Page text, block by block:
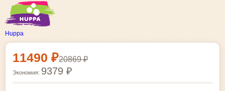
Huppa
Выбор размера и покупка
20869 ₽
11490 ₽
Экономия: 9379 ₽